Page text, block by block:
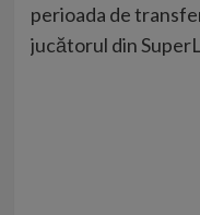
perioada de
jucătorul din